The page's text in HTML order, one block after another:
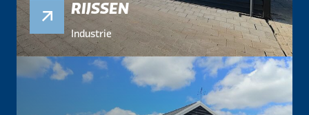
RIJSSEN
Industrie